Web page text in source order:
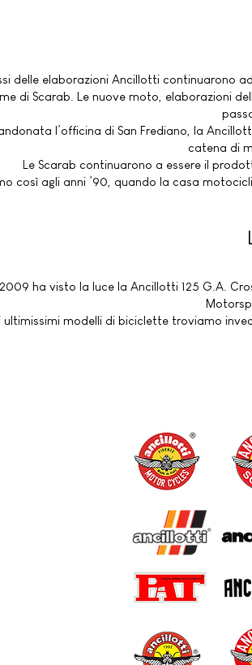
delle elaborazioni Ancillotti continuarono
di Scarab. Le nuove moto, elaborazioni
l’officina di San Frediano, la
catena di
Le Scarab continuarono a essere il
così agli anni ’90, quando la casa
ha visto la luce la Ancillotti 125 G.A.
ultimissimi modelli di biciclette troviamo